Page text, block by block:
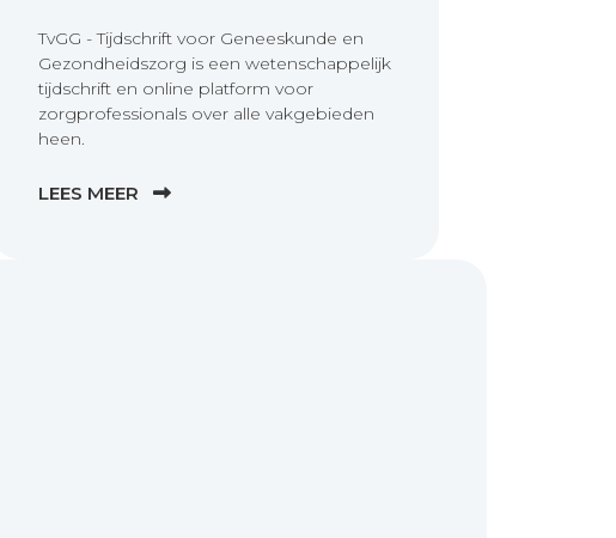
TvGG - Tijdschrift voor Geneeskunde en
Gezondheidszorg is een wetenschappelijk
tijdschrift en online platform voor
zorgprofessionals over alle vakgebieden
heen.
LEES MEER